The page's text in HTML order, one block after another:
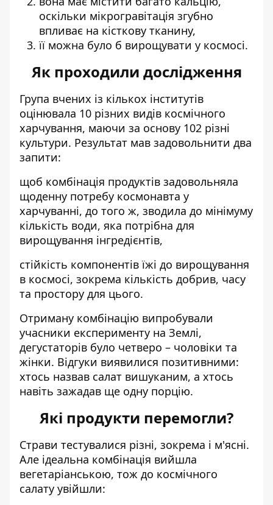
оскільки мікрогравітація згубно
впливає на кісткову тканину,
її можна було б вирощувати у космосі.
Як проходили дослідження
Група вчених із кількох інститутів
оцінювала 10 різних видів космічного
харчування, маючи за основу 102 різні
культури. Результат мав задовольнити два
запити:
щоб комбінація продуктів задовольняла
щоденну потребу космонавта у
харчуванні, до того ж, зводила до мінімуму
кількість води, яка потрібна для
вирощування інгредієнтів,
стійкість компонентів їжі до вирощування
в космосі, зокрема кількість добрив, часу
та простору для цього.
Отриману комбінацію випробували
учасники експерименту на Землі,
дегустаторів було четверо – чоловіки та
жінки. Відгуки виявилися позитивними:
хтось назвав салат вишуканим, а хтось
навіть зажадав ще одну порцію.
Які продукти перемогли?
Страви тестувалися різні, зокрема і м'ясні.
Але ідеальна комбінація вийшла
вегетаріанською, тож до космічного
салату увійшли: